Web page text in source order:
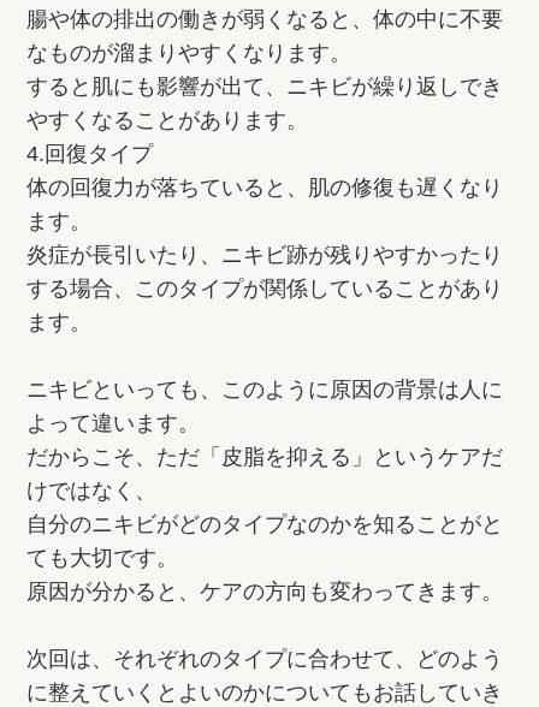
腸や体の排出の働きが弱くなると、体の中に不要
なものが溜まりやすくなります。
すると肌にも影響が出て、ニキビが繰り返しでき
やすくなることがあります。
4.回復タイプ
体の回復力が落ちていると、肌の修復も遅くなり
ます。
炎症が長引いたり、ニキビ跡が残りやすかったり
する場合、このタイプが関係していることがあり
ます。
ニキビといっても、このように原因の背景は人に
よって違います。
だからこそ、ただ「皮脂を抑える」というケアだ
けではなく、
自分のニキビがどのタイプなのかを知ることがと
ても大切です。
原因が分かると、ケアの方向も変わってきます。
次回は、それぞれのタイプに合わせて、どのよう
に整えていくとよいのかについてもお話していき